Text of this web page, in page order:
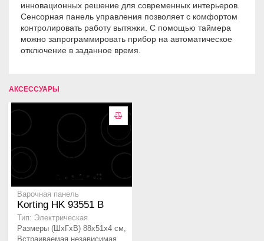
инновационных решение для современных интерьеров.
Сенсорная панель управления позволяет с комфортом
контролировать работу вытяжки. С помощью таймера
можно запрограммировать прибор на автоматическое
отключение в заданное время.
АКСЕССУАРЫ
Варочная панель
Korting HK 93551 B
Тип: Электрическая
Размеры (ШхГхВ) 88х51х4 см,
Встраиваемая независимая